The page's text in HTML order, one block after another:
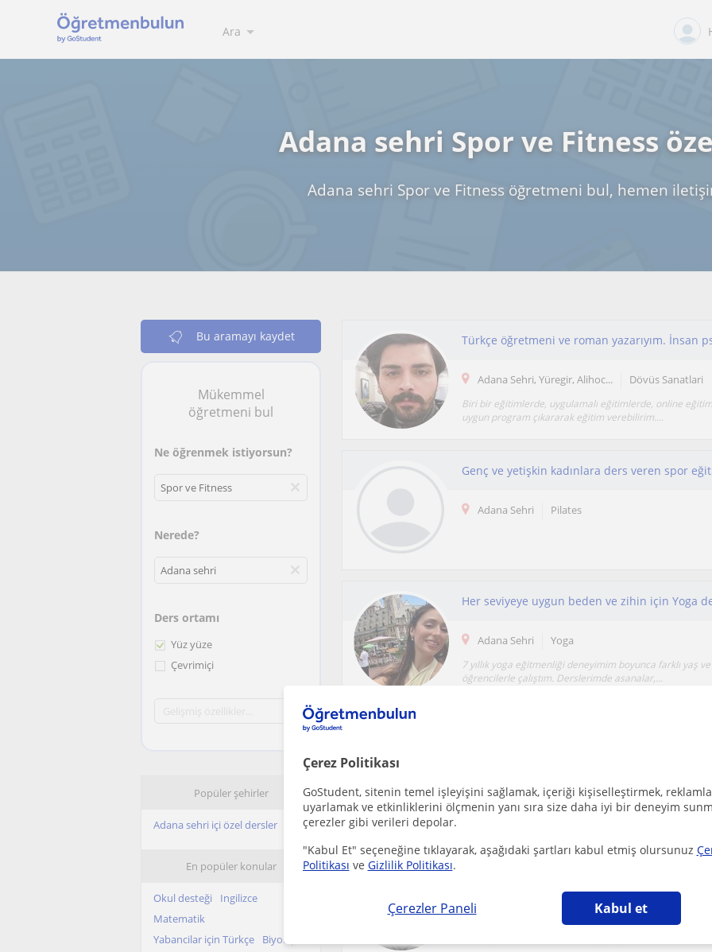
Çerez Politikası
GoStudent, sitenin temel işleyişini sağlamak, içeriği kişiselleştirmek,
uyarlamak ve etkinliklerini ölçmenin yanı sıra size daha iyi bir deneyim
çerezler gibi verileri depolar.
"Kabul Et" seçeneğine tıklayarak, aşağıdaki şartları kabul etmiş olursunuz
Politikası ve Gizlilik Politikası.
Çerezler Paneli Kabul et
Ara
Adana sehri Spor ve Fitness
Adana sehri Spor ve Fitness öğretmeni bul, hemen
Bu aramayı kaydet
Mükemmel
öğretmeni bul
Ne öğrenmek istiyorsun?
Nerede?
Ders ortamı
Yüz yüze
Çevrimiçi
Popüler şehirler
Adana sehri içi özel dersler
En popüler konular
Okul desteği
Ingilizce
Matematik
Yabancilar için Türkçe
Biyoloji
Adana Sehri, Yüregir, Alihoc... Dövüs Sanatlari
Biri bir eğitimlerde, uygulamalı eğitimlerde, online
uygun program çıkararak eğitim verebilirim....
Genç ve yetişkin kadınlara ders veren spor
Adana Sehri Pilates
Her seviyeye uygun beden ve zihin için Yoga
Adana Sehri Yoga
7 yıllık yoga eğitmenliği deneyimim boyunca farklı yaş
öğrencilerle çalıştım. Derslerimde asanalar,...
7 yıldır yoga eğitimi vermekteyim. Derslerimde yoga
nefes ve meditasyonu öğrencinin ihtiyacına g...
Adana Sehri, Karsli, Kurttep... Kisisel Antrenör
Bireye ihtiyaçlarını dikkate alarak; ona özel ilerlemede